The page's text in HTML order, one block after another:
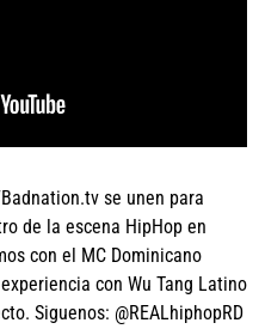
se unen para
de la escena HipHop en
con el MC Dominicano
con Wu Tang Latino
Siguenos: @REALhiphopRD